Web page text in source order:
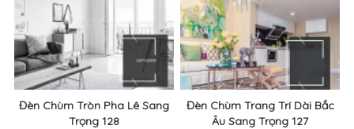
Đèn Chùm Tròn Pha Lê Sang
Trọng 128
Đèn Chùm Trang Trí Dài Bắc
Âu Sang Trọng 127